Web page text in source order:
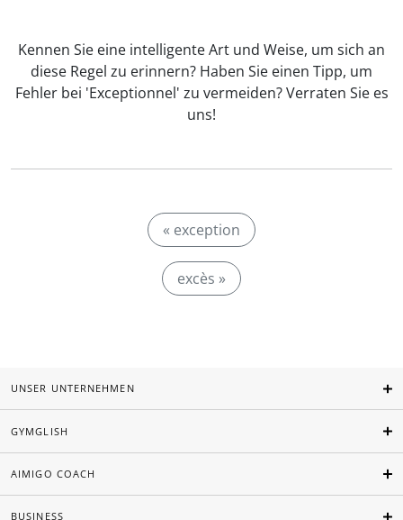
Kennen Sie eine intelligente Art und Weise, um sich an
diese Regel zu erinnern? Haben Sie einen Tipp, um
Fehler bei 'Exceptionnel' zu vermeiden? Verraten Sie es
uns!
« exception
excès »
UNSER UNTERNEHMEN
GYMGLISH
AIMIGO COACH
BUSINESS